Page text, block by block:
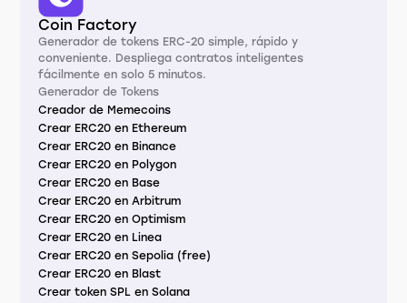
Coin Factory
Generador de tokens ERC-20 simple, rápido y
conveniente. Despliega contratos inteligentes
fácilmente en solo 5 minutos.
Generador de Tokens
Creador de Memecoins
Crear ERC20 en Ethereum
Crear ERC20 en Binance
Crear ERC20 en Polygon
Crear ERC20 en Base
Crear ERC20 en Arbitrum
Crear ERC20 en Optimism
Crear ERC20 en Linea
Crear ERC20 en Sepolia (free)
Crear ERC20 en Blast
Crear token SPL en Solana